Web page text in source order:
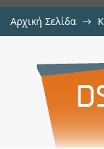
Αρχική Σελίδα →
Optimal
Based